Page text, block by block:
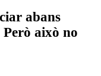
abans
això no